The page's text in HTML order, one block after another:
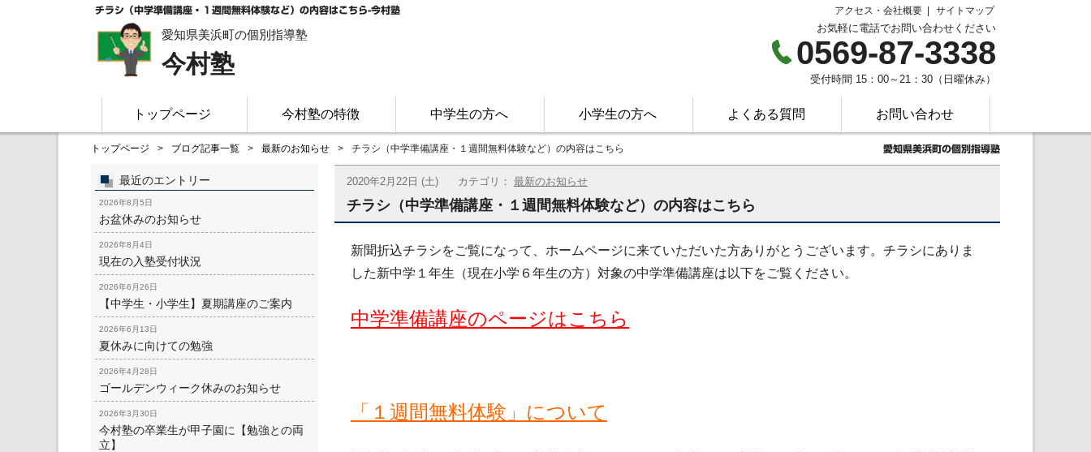
チラシ（中学準備講座・１週間無料体験など）の内容はこちら-今村塾 アクセス・会社概要 サイトマップ
愛知県美浜町の個別指導塾
今村塾
お気軽に電話でお問い合わせください
0569-87-3338
受付時間 15：00～21：30（日曜休み）
トップページ 今村塾の特徴 中学生の方へ 小学生の方へ よくある質問 お問い合わせ
トップページ ブログ記事一覧 最新のお知らせ チラシ（中学準備講座・１週間無料体験など）の内容はこちら 愛知県美浜町の個別指導塾
2020年2月22日 (土) カテゴリ： 最新のお知らせ
チラシ（中学準備講座・１週間無料体験など）の内容はこちら
新聞折込チラシをご覧になって、ホームページに来ていただいた方ありがとうございます。チラシにありま
した新中学１年生（現在小学６年生の方）対象の中学準備講座は以下をご覧ください。
中学準備講座のページはこちら
「１週間無料体験」について
最近のエントリー
2026年8月5日
お盆休みのお知らせ
2026年8月4日
現在の入塾受付状況
2026年6月26日
【中学生・小学生】夏期講座のご案内
2026年6月13日
夏休みに向けての勉強
2026年4月28日
ゴールデンウィーク休みのお知らせ
2026年3月30日
今村塾の卒業生が甲子園に【勉強との両
立】